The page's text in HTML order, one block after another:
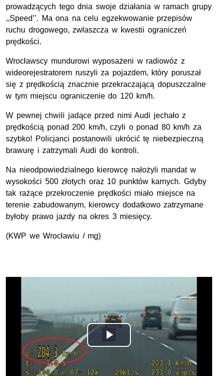
prowadzących tego dnia swoje działania w ramach grupy
,,Speed’’. Ma ona na celu egzekwowanie przepisów
ruchu drogowego, zwłaszcza w kwestii ograniczeń
prędkości.
Wrocławscy mundurowi wyposażeni w radiowóz z
wideorejestratorem ruszyli za pojazdem, który poruszał
się z prędkością znacznie przekraczającą dopuszczalne
w tym miejscu ograniczenie do 120 km/h.
W pewnej chwili jadące przed nimi Audi jechało z
prędkością ponad 200 km/h, czyli o ponad 80 km/h za
szybko! Policjanci postanowili ukrócić tę niebezpieczną
brawurę i zatrzymali Audi do kontroli.
Na nieodpowiedzialnego kierowcę nałożyli mandat w
wysokości 500 złotych oraz 10 punktów karnych. Gdyby
tak rażące przekroczenie prędkości miało miejsce na
terenie zabudowanym, kierowcy dodatkowo zatrzymane
byłoby prawo jazdy na okres 3 miesięcy.
(KWP we Wrocławiu / mg)
Odtwórz
wideo